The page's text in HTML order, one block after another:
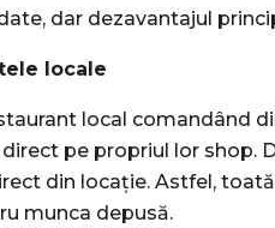
dar dezavantajul
locale
local comandând
pe propriul lor shop.
din locație. Astfel,
munca depusă.